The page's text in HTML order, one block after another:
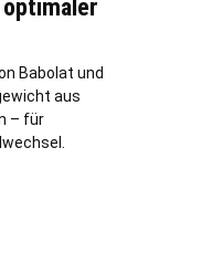
Babolat und
aus
– für